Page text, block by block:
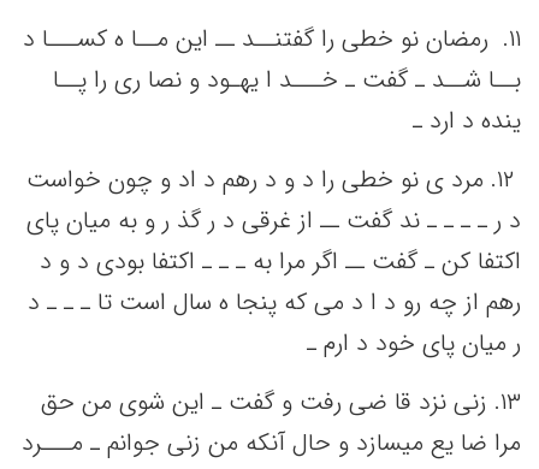
١١. ‌ رمضان نو خطی‌ را گفتنــد ــ این‌ مــا ه کســـا د
بــا شــد ـ گفت‌ ـ خـــد ا یهـود و نصا ری را پــا
ینده د ارد ـ
١٢. ‌مرد ی نو خطی‌ را د و د رهم‌ د اد و چون خواست‌
د ر ـ ـ ـ ـ ند گفت‌ ــ از غرقی‌ د ر گذ ر و به‌ میان پای
اکتفا کن‌ ـ گفت‌ ــ اگر مرا به‌ ـ ـ ـ اکتفا بودی د و د
رهم‌ از چه‌ رو د ا د می‌ که‌ پنجا ه سال است‌ تا ـ ـ ـ د
ر میان پای خود د ارم ـ
١٣. زنی‌ نزد قا ضی‌ رفت‌ و گفت‌ ـ این‌ شوی من‌ حق‌
مرا ضا یع‌ میسازد و حال آنکه‌ من‌ زنی‌ جوانم‌ ـ مـــرد